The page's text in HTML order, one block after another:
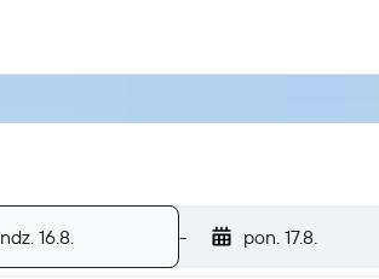
ndz. 16.8. - pon. 17.8.